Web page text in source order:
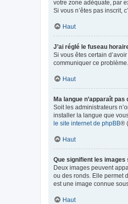
votre zone adéquate, par
Si vous n’êtes pas inscrit,
Haut
J’ai réglé le fuseau
Si vous êtes certain
communiquer ce problème.
Haut
Ma langue n’apparaît pas
Soit les administrateurs
installer la langue que
le site internet de phpBB®
Haut
Que signifient les images
Deux images peuvent
ou des ronds. Elle permet
est une image connue
Haut